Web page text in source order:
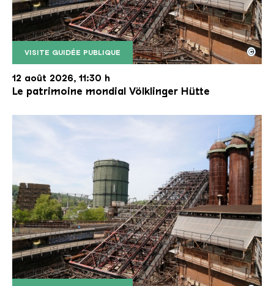
VISITE GUIDÉE PUBLIQUE
Le monte-charge incliné de la Völklinger Hütte
Copyright: Weltkulturerbe Völklinger Hütte | Karl
©
12 août 2026, 11:30 h
Le patrimoine mondial Völklinger Hütte